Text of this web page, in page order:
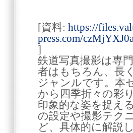
[資料: https://
press.com/
]
鉄道写真撮影は専
者はもちろん、長
ジャンルです。本
から四季折々の彩
印象的な姿を捉え
の設定や撮影テク
ど、具体的に解説